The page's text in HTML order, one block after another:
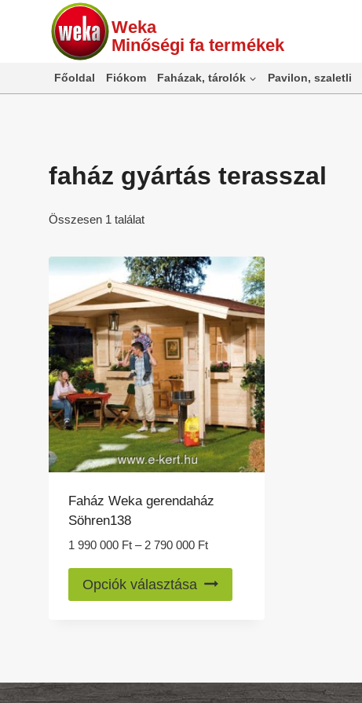
Weka
Minőségi fa termékek
Főoldal Fiókom Faházak, tárolók Pavilon, szaletli
faház gyártás terasszal
Összesen 1 találat
Faház Weka gerendaház
Söhren138
1 990 000 Ft – 2 790 000 FtÁrtartomány:
990
000 Ft
Opciók választása
a
van.